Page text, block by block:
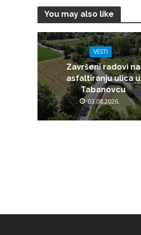
You may also like
VESTI
Završeni radovi na
asfaltiranju ulica u
Tabanovcu
03.08.2026.